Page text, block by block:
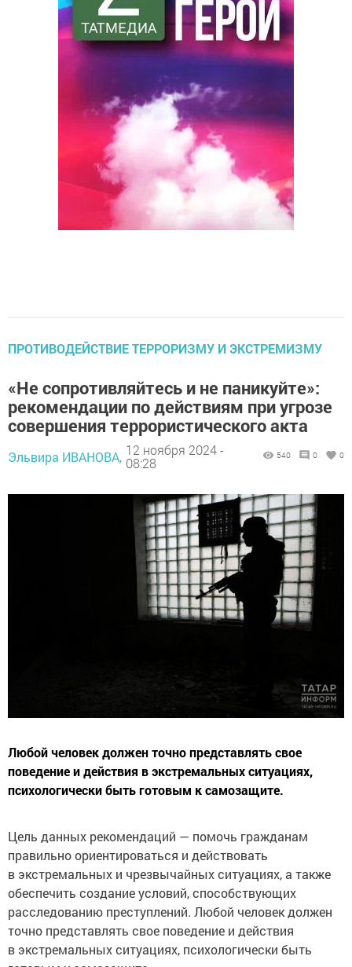
ПРОТИВОДЕЙСТВИЕ ТЕРРОРИЗМУ И ЭКСТРЕМИЗМУ
«Не сопротивляйтесь и не паникуйте»:
рекомендации по действиям при угрозе
совершения террористического акта
Эльвира ИВАНОВА, 12 ноября 2024 -
08:28
540 0 0
Любой человек должен точно представлять свое
поведение и действия в экстремальных ситуациях,
психологически быть готовым к самозащите.
Цель данных рекомендаций — помочь гражданам
правильно ориентироваться и действовать
в экстремальных и чрезвычайных ситуациях, а также
обеспечить создание условий, способствующих
расследованию преступлений. Любой человек должен
точно представлять свое поведение и действия
в экстремальных ситуациях, психологически быть